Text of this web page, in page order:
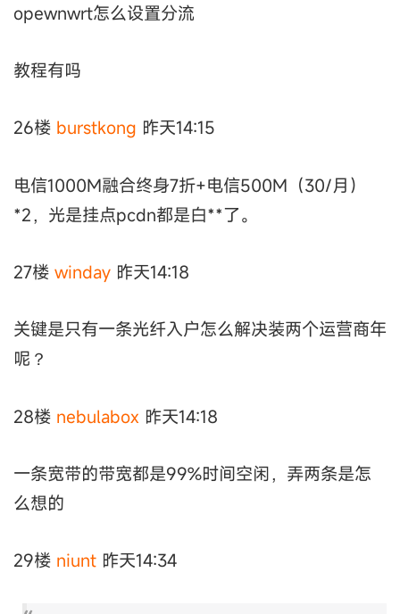
opewnwrt怎么设置分流
教程有吗
26楼 burstkong 昨天14:15
电信1000M融合终身7折+电信500M（30/月）
*2，光是挂点pcdn都是白**了。
27楼 winday 昨天14:18
关键是只有一条光纤入户怎么解决装两个运营商年
呢？
28楼 nebulabox 昨天14:18
一条宽带的带宽都是99%时间空闲，弄两条是怎
么想的
29楼 niunt 昨天14:34